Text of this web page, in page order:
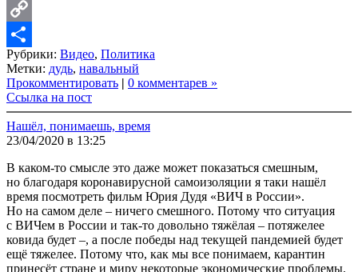
LinkedIn
Copy
Link
Share
Рубрики: Видео, Политика
Метки: дудь, навальный
Прокомментировать | 0 комментарев »
Ссылка на пост
Нашёл, понимаешь, время
23/04/2020 в 13:25
В каком-то смысле это даже может показаться смешным,
но благодаря коронавирусной самоизоляции я таки нашёл
время посмотреть фильм Юрия Дудя «ВИЧ в России».
Но на самом деле – ничего смешного. Потому что ситуация
с ВИЧем в России и так-то довольно тяжёлая – потяжелее
ковида будет –, а после победы над текущей пандемией будет
ещё тяжелее. Потому что, как мы все понимаем, карантин
принесёт стране и миру некоторые экономические проблемы.